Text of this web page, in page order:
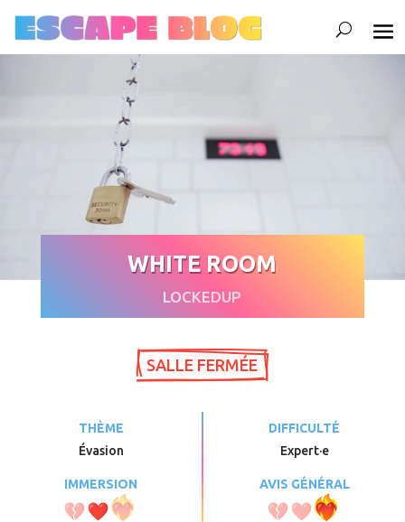
WHITE ROOM
LOCKEDUP
SALLE FERMÉE
THÈME
Évasion
DIFFICULTÉ
Expert·e
IMMERSION AVIS GÉNÉRAL